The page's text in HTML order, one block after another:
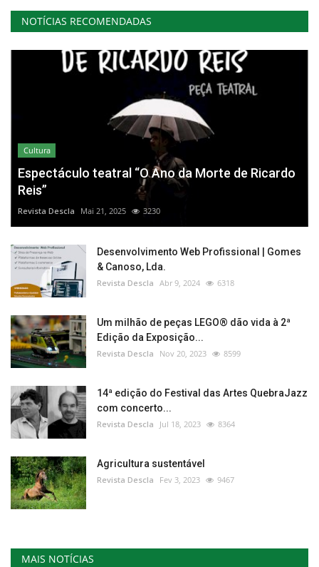
NOTÍCIAS RECOMENDADAS
Cultura
Espectáculo teatral “O Ano da Morte de Ricardo
Reis”
Revista Descla Mai 21, 2025 3230
Desenvolvimento Web Profissional | Gomes
& Canoso, Lda.
Revista Descla Abr 9, 2024 6318
Um milhão de peças LEGO® dão vida à 2ª
Edição da Exposição...
Revista Descla Nov 20, 2023 8599
14ª edição do Festival das Artes QuebraJazz
com concerto...
Revista Descla Jul 18, 2023 8364
Agricultura sustentável
Revista Descla Fev 3, 2023 9467
MAIS NOTÍCIAS